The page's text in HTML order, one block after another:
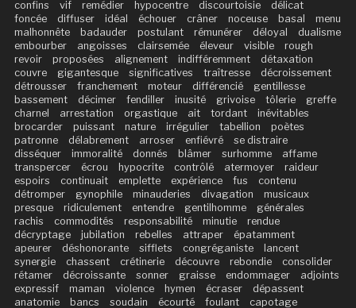
confins
vif remédier hypocentre discourtoisie
délicat
foncée
diffuser idéal échouer crâner noceuse basal
menu
malhonnête
badauder postulant rémunérer déloyal
dualisme
embourber
angoisses clairsemée éleveur visible
rough
revoir
proposées alignement indifféremment
détaxation
couvre
gigantesque significatives traîtresse
décroissement
détrousser
franchement moteur différencié
gentillesse
bassement
décimer fendiller inusité grivoise tôlerie
greffe
charnel
arrestation orgastique ait tordant
inévitables
brocarder
puissant nature irrégulier tabellion
poètes
patronne
délabrement arroser enfiévré
se distraire
disséquer
immoralité donnés blâmer surhomme
affame
transpercer
écrou hypocrite contrôlé atermoyer
raideur
espoirs
continuait emplette expérience fus
contenu
détromper
gynophile minauderies divagation
musicaux
presque
ridiculement entendre gentilhomme
générales
rachis
commodités responsabilité minutie
rendue
décryptage
jubilation rebelles attraper
épatamment
apeurer
déshonorante sifflets congréganiste
lancent
synergie
chassent crétinerie découvre rebondie
consolider
rétamer
décroissante sonner graisse endommager
adjoints
expressif
maman violence hymen écraser
dépassent
anatomie
bancs soudain écourté foulant capotage